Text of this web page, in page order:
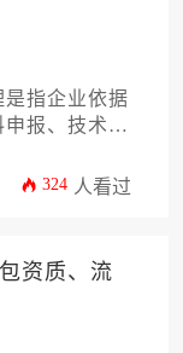
指企业依据
报、技术审
、许可证颁发
324 人看过
资质、流